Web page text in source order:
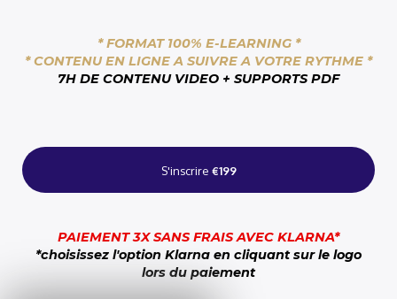
* FORMAT 100% E-LEARNING *
* CONTENU EN LIGNE A SUIVRE A VOTRE RYTHME *
7H DE CONTENU VIDEO + SUPPORTS PDF
S'inscrire €199
PAIEMENT 3X SANS FRAIS AVEC KLARNA*
*choisissez l'option Klarna en cliquant sur le logo
lors du paiement